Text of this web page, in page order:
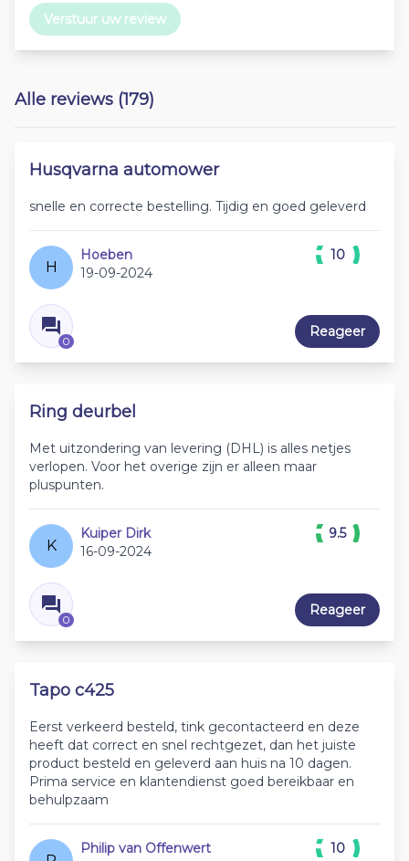
Verstuur uw review
Alle reviews (179)
Husqvarna automower
snelle en correcte bestelling. Tijdig en goed geleverd
H
Hoeben
19-09-2024
0
10
Reageer
Ring deurbel
Met uitzondering van levering (DHL) is alles netjes
verlopen. Voor het overige zijn er alleen maar
pluspunten.
K
Kuiper Dirk
16-09-2024
0
9.5
Reageer
Tapo c425
Eerst verkeerd besteld, tink gecontacteerd en deze
heeft dat correct en snel rechtgezet, dan het juiste
product besteld en geleverd aan huis na 10 dagen.
Prima service en klantendienst goed bereikbaar en
behulpzaam
Philip van Offenwert
10